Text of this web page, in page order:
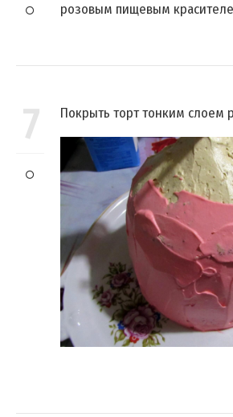
розовым пищевым
7 Покрыть торт тонким слоем